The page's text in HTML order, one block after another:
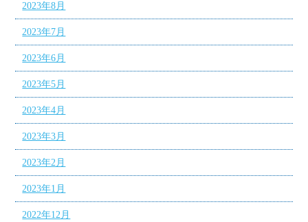
2023年8月
2023年7月
2023年6月
2023年5月
2023年4月
2023年3月
2023年2月
2023年1月
2022年12月